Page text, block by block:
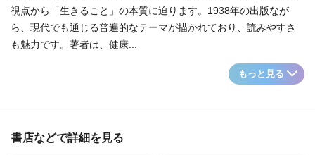
視点から「生きること」の本質に迫ります。1938年の出版なが
ら、現代でも通じる普遍的なテーマが描かれており、読みやすさ
も魅力です。著者は、健康...
もっと見る
書店などで詳細を見る